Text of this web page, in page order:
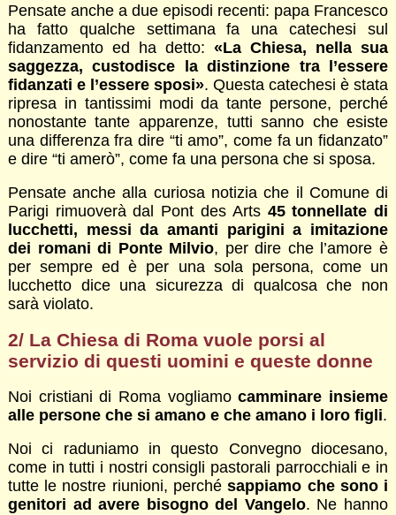
Pensate anche a due episodi recenti: papa Francesco
ha fatto qualche settimana fa una catechesi sul
fidanzamento ed ha detto:«La Chiesa, nella sua
saggezza, custodisce la distinzione tra l’essere
fidanzati e l’essere sposi». Questa catechesi è stata
ripresa in tantissimi modi da tante persone, perché
nonostante tante apparenze, tutti sanno che esiste
una differenza fra dire “ti amo”, come fa un fidanzato”
e dire “ti amerò”, come fa una persona che si sposa.
Pensate anche alla curiosa notizia che il Comune di
Parigi rimuoverà dal Pont des Arts 45 tonnellate di
lucchetti, messi da amanti parigini a imitazione
dei romani di Ponte Milvio, per dire che l’amore è
per sempre ed è per una sola persona, come un
lucchetto dice una sicurezza di qualcosa che non
sarà violato.
2/ La Chiesa di Roma vuole porsi al
servizio di questi uomini e queste donne
Noi cristiani di Roma vogliamocamminare insieme
alle persone che si amano e che amano i loro figli.
Noi ci raduniamo in questo Convegno diocesano,
come in tutti i nostri consigli pastorali parrocchiali e in
tutte le nostre riunioni, perchésappiamo che sono i
genitori ad avere bisogno del Vangelo. Ne hanno